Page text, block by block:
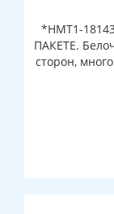
*НМТ1-
ПАКЕТЕ.
сторон,
с